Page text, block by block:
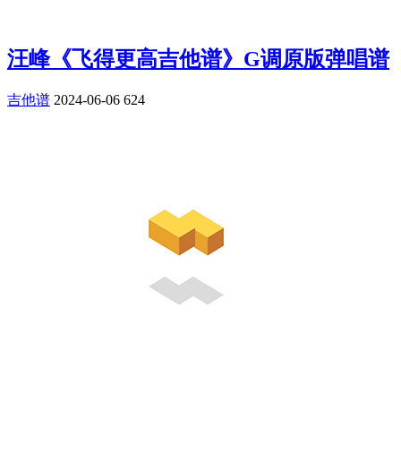
汪峰《飞得更高吉他谱》G调原版弹唱谱
吉他谱 2024-06-06 624